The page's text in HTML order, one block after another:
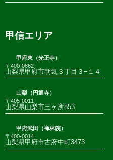
甲信エリア
甲府東（光正寺）
〒400-0862
山梨県甲府市朝気３丁目３−１４
山梨（円通寺）
〒405-0011
山梨県山梨市三ヶ所853
甲府武田（禅林院）
〒400-0014
山梨県甲府市古府中町3473